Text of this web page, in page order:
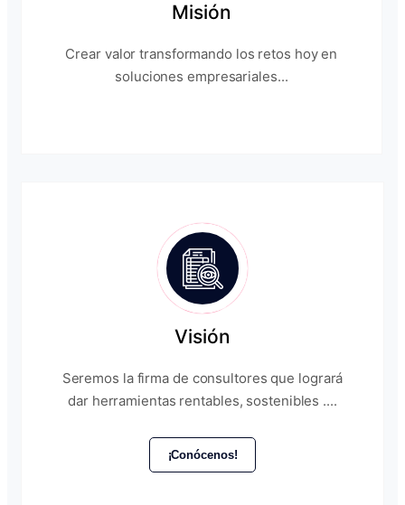
Misión
Crear valor transformando los retos hoy en
soluciones empresariales...
Visión
Seremos la firma de consultores que logrará
dar herramientas rentables, sostenibles ....
¡Conócenos!